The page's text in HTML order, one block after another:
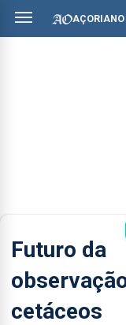
Futuro da
cetáceos